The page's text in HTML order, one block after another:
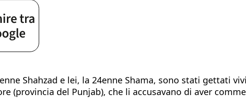
Shahzad e lei, la 24enne Shama, sono stati gettati
(provincia del Punjab), che li accusavano di aver